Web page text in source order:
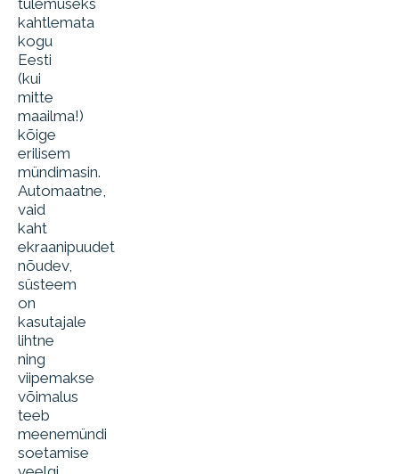
tulemuseks
kahtlemata
kogu
Eesti
(kui
mitte
maailma!)
kõige
erilisem
mündimasin.
Automaatne,
vaid
kaht
ekraanipuudet
nõudev,
süsteem
on
kasutajale
lihtne
ning
viipemakse
võimalus
teeb
meenemündi
soetamise